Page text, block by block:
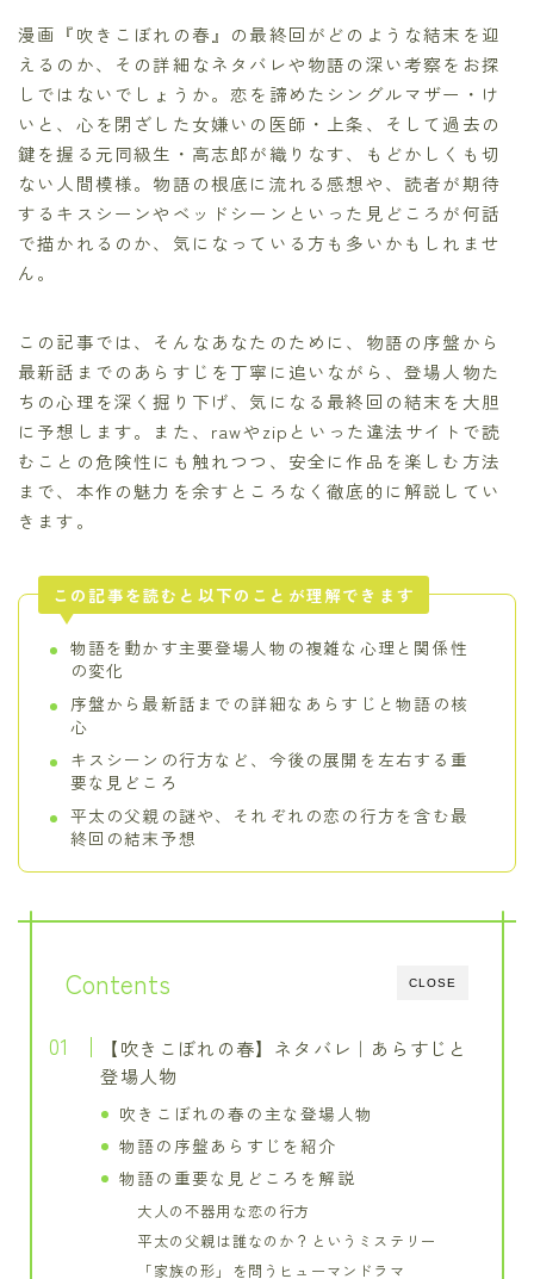
漫画『吹きこぼれの春』の最終回がどのような結末を迎
えるのか、その詳細なネタバレや物語の深い考察をお探
しではないでしょうか。恋を諦めたシングルマザー・け
いと、心を閉ざした女嫌いの医師・上条、そして過去の
鍵を握る元同級生・高志郎が織りなす、もどかしくも切
ない人間模様。物語の根底に流れる感想や、読者が期待
するキスシーンやベッドシーンといった見どころが何話
で描かれるのか、気になっている方も多いかもしれませ
ん。
この記事では、そんなあなたのために、物語の序盤から
最新話までのあらすじを丁寧に追いながら、登場人物た
ちの心理を深く掘り下げ、気になる最終回の結末を大胆
に予想します。また、rawやzipといった違法サイトで読
むことの危険性にも触れつつ、安全に作品を楽しむ方法
まで、本作の魅力を余すところなく徹底的に解説してい
きます。
この記事を読むと以下のことが理解できます
物語を動かす主要登場人物の複雑な心理と関係性
の変化
序盤から最新話までの詳細なあらすじと物語の核
心
キスシーンの行方など、今後の展開を左右する重
要な見どころ
平太の父親の謎や、それぞれの恋の行方を含む最
終回の結末予想
CLOSE
Contents
【吹きこぼれの春】ネタバレ｜あらすじと
登場人物
吹きこぼれの春の主な登場人物
物語の序盤あらすじを紹介
物語の重要な見どころを解説
大人の不器用な恋の行方
平太の父親は誰なのか？というミステリー
「家族の形」を問うヒューマンドラマ